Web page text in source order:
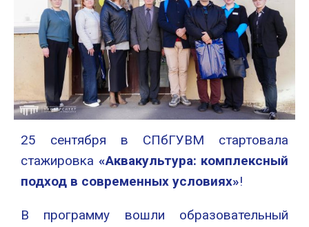
25 сентября в СПбГУВМ стартовала
стажировка «Аквакультура: комплексный
подход в современных условиях»!
В программу вошли образовательный